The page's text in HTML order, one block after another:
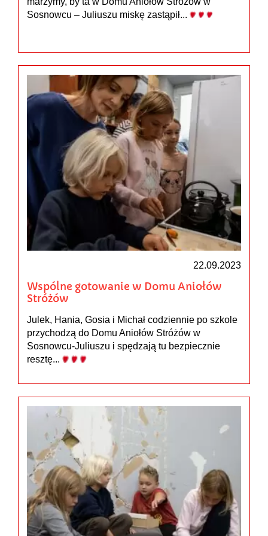
Sosnowcu – Juliuszu miskę zastąpił...
22.09.2023
Wspólne gotowanie w Domu Aniołów
Stróżów
Julek, Hania, Gosia i Michał codziennie po szkole
przychodzą do Domu Aniołów Stróżów w
Sosnowcu-Juliuszu i spędzają tu bezpiecznie
resztę...